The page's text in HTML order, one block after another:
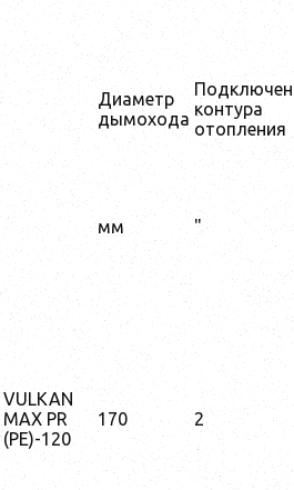
Диаметр
дымохода контура
отопления
мм "
VULKAN
MAX PR
(PE)-120
170 2